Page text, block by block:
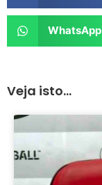
WhatsApp
Veja isto...